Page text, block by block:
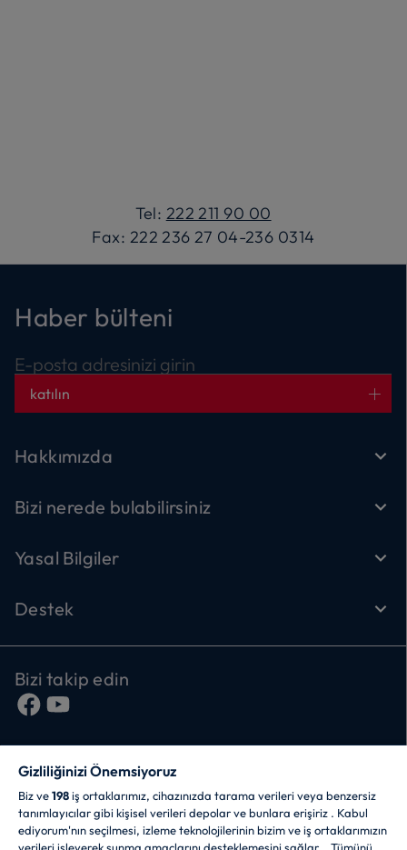
Tel: 222 211 90 00
Fax: 222 236 27 04-236 0314
Haber bülteni
E-posta adresinizi girin
katılın
Hakkımızda
Bizi nerede bulabilirsiniz
Yasal Bilgiler
Destek
Bizi takip edin
CANDY HOOVER GROUP S.r.I. - Tek Hissedar -
Gizliliğinizi Önemsiyoruz
Biz ve198iş ortaklarımız, cihazınızda tarama verileri veya benzersiz
tanımlayıcılar gibi kişisel verileri depolar ve bunlara erişiriz . Kabul
ediyorum'nın seçilmesi, izleme teknolojilerinin bizim ve iş ortaklarımızın